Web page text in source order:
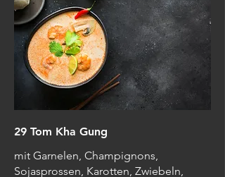
29 Tom Kha Gung
mit Garnelen, Champignons,
Sojasprossen, Karotten, Zwiebeln,